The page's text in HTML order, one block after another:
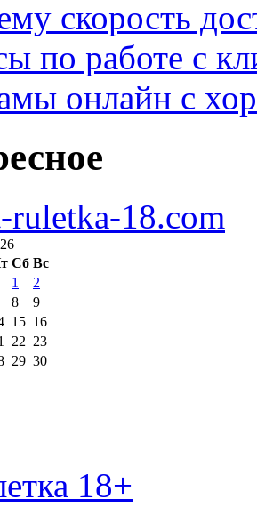
скорость
по работе с
онлайн с
ruletka-18.com
Сб Вс
1
2
8
9
15 16
22 23
29 30
18+